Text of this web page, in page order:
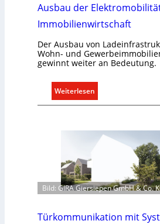
l
n
g
r
n
d
Ausbau der
Immobilienwirtschaft
Der Ausbau von
Wohn- und
gewinnt weiter an Bedeutung.
Weiterlesen
A
b
e
E
Bild: GIRA Giersiepen GmbH & Co.
Türkommunikation mit